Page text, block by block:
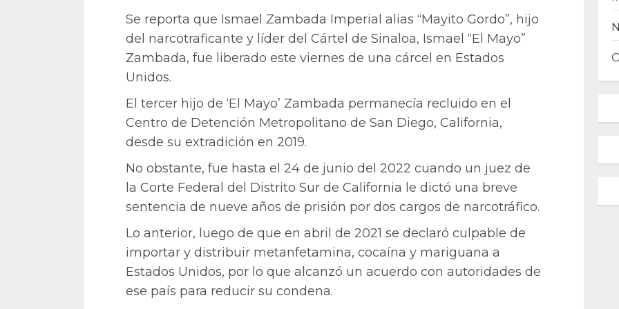
Se reporta que Ismael Zambada Imperial alias “Mayito Gordo”, hijo
del narcotraficante y líder del Cártel de Sinaloa, Ismael “El Mayo”
Zambada, fue liberado este viernes de una cárcel en Estados
Unidos.
El tercer hijo de ‘El Mayo’ Zambada permanecía recluido en el
Centro de Detención Metropolitano de San Diego, California,
desde su extradición en 2019.
No obstante, fue hasta el 24 de junio del 2022 cuando un juez de
la Corte Federal del Distrito Sur de California le dictó una breve
sentencia de nueve años de prisión por dos cargos de narcotráfico.
Lo anterior, luego de que en abril de 2021 se declaró culpable de
importar y distribuir metanfetamina, cocaína y mariguana a
Estados Unidos, por lo que alcanzó un acuerdo con autoridades de
ese país para reducir su condena.